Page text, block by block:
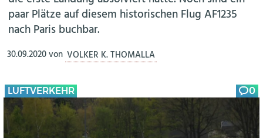
BERUFE
paar Plätze auf diesem historischen Flug AF1235
nach Paris buchbar.
30.09.2020von VOLKER K. THOMALLA
LUFTVERKEHR 0